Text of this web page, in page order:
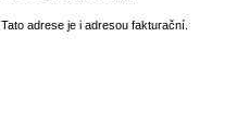
Tato adrese je i adresou fakturační.